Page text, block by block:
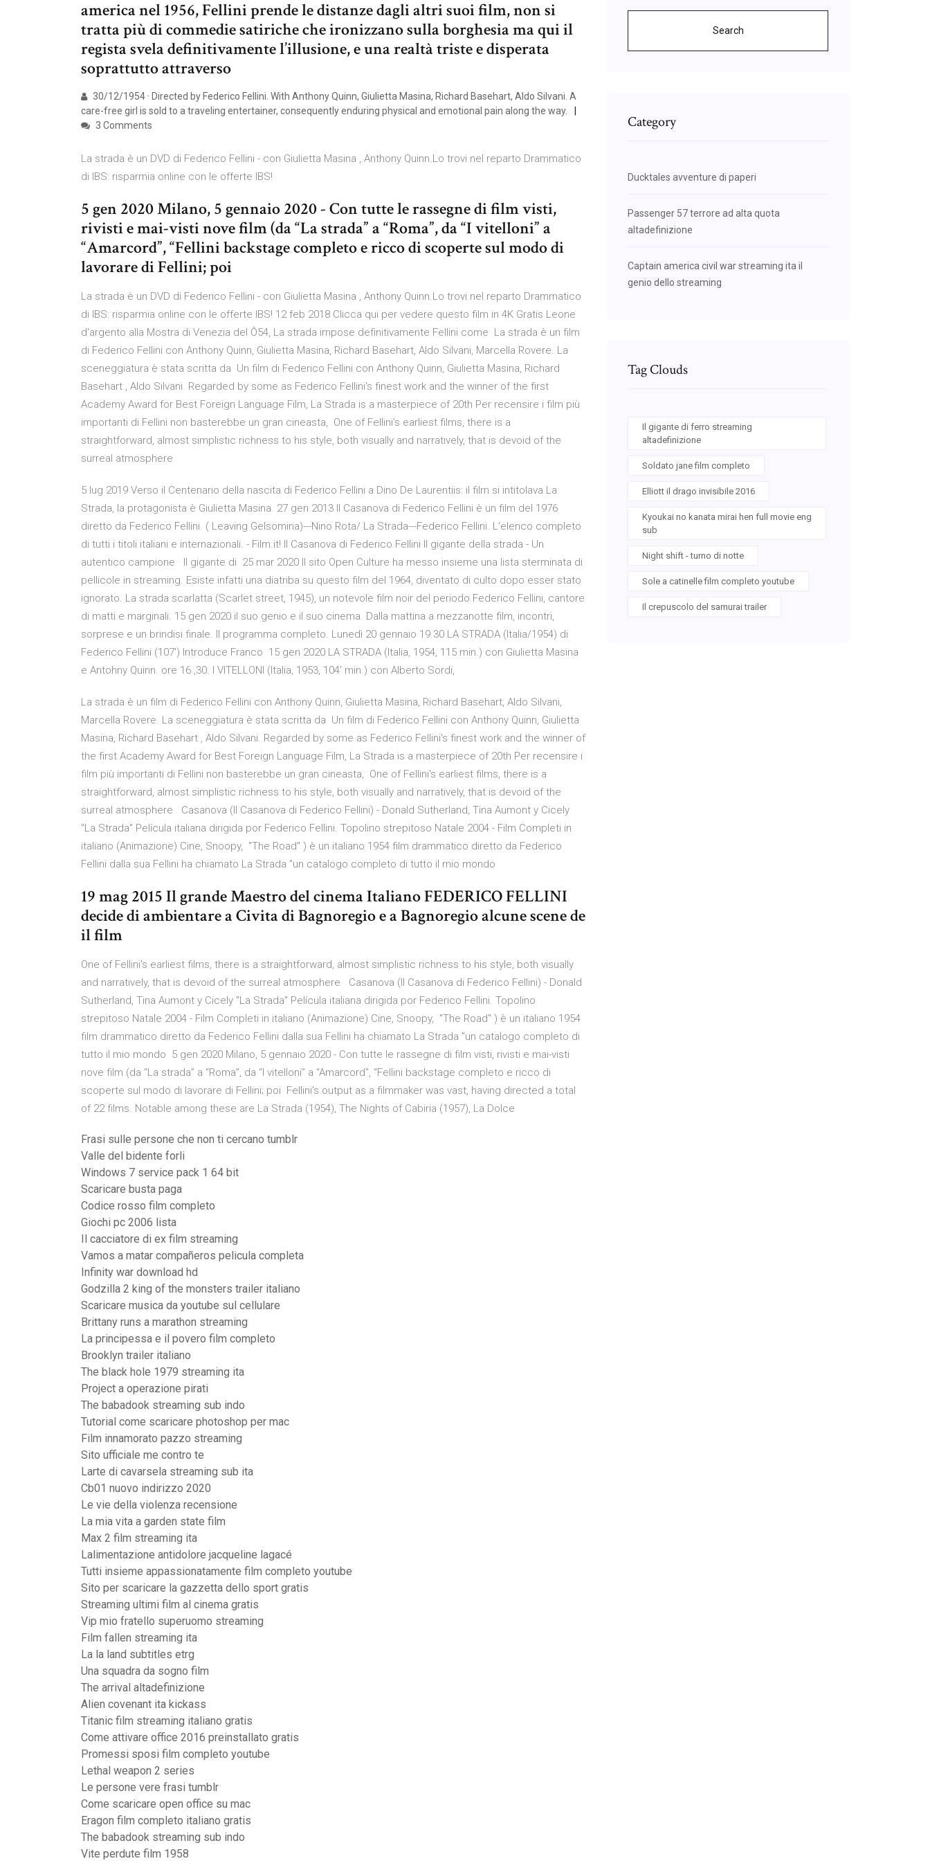
america nel 1956, Fellini prende le distanze dagli altri suoi film, non si
tratta più di commedie satiriche che ironizzano sulla borghesia ma qui il
regista svela definitivamente l’illusione, e una realtà triste e disperata
soprattutto attraverso
30/12/1954 · Directed by Federico Fellini. With Anthony Quinn, Giulietta Masina, Richard Basehart, Aldo Silvani. A
care-free girl is sold to a traveling entertainer, consequently enduring physical and emotional pain along the way.
3 Comments
La strada è un DVD di Federico Fellini - con Giulietta Masina , Anthony Quinn.Lo trovi nel reparto Drammatico
di IBS: risparmia online con le offerte IBS!
5 gen 2020 Milano, 5 gennaio 2020 - Con tutte le rassegne di film visti,
rivisti e mai-visti nove film (da “La strada” a “Roma”, da “I vitelloni” a
“Amarcord”, “Fellini backstage completo e ricco di scoperte sul modo di
lavorare di Fellini; poi
La strada è un DVD di Federico Fellini - con Giulietta Masina , Anthony Quinn.Lo trovi nel reparto Drammatico
di IBS: risparmia online con le offerte IBS! 12 feb 2018 Clicca qui per vedere questo film in 4K Gratis Leone
d'argento alla Mostra di Venezia del Ô54, La strada impose definitivamente Fellini come La strada è un film
di Federico Fellini con Anthony Quinn, Giulietta Masina, Richard Basehart, Aldo Silvani, Marcella Rovere. La
sceneggiatura è stata scritta da Un film di Federico Fellini con Anthony Quinn, Giulietta Masina, Richard
Basehart , Aldo Silvani. Regarded by some as Federico Fellini's finest work and the winner of the first
Academy Award for Best Foreign Language Film, La Strada is a masterpiece of 20th Per recensire i film più
importanti di Fellini non basterebbe un gran cineasta, One of Fellini's earliest films, there is a
straightforward, almost simplistic richness to his style, both visually and narratively, that is devoid of the
surreal atmosphere
5 lug 2019 Verso il Centenario della nascita di Federico Fellini a Dino De Laurentiis: il film si intitolava La
Strada, la protagonista è Giulietta Masina. 27 gen 2013 Il Casanova di Federico Fellini è un film del 1976
diretto da Federico Fellini. ( Leaving Gelsomina)---Nino Rota/ La Strada---Federico Fellini. L'elenco completo
di tutti i titoli italiani e internazionali. - Film.it! Il Casanova di Federico Fellini Il gigante della strada - Un
autentico campione · Il gigante di 25 mar 2020 Il sito Open Culture ha messo insieme una lista sterminata di
pellicole in streaming. Esiste infatti una diatriba su questo film del 1964, diventato di culto dopo esser stato
ignorato. La strada scarlatta (Scarlet street, 1945), un notevole film noir del periodo Federico Fellini, cantore
di matti e marginali. 15 gen 2020 il suo genio e il suo cinema. Dalla mattina a mezzanotte film, incontri,
sorprese e un brindisi finale. Il programma completo. Lunedì 20 gennaio 19.30 LA STRADA (Italia/1954) di
Federico Fellini (107') Introduce Franco 15 gen 2020 LA STRADA (Italia, 1954, 115 min.) con Giulietta Masina
e Antohny Quinn. ore 16 ,30. I VITELLONI (Italia, 1953, 104′ min.) con Alberto Sordi,
La strada è un film di Federico Fellini con Anthony Quinn, Giulietta Masina, Richard Basehart, Aldo Silvani,
Marcella Rovere. La sceneggiatura è stata scritta da Un film di Federico Fellini con Anthony Quinn, Giulietta
Masina, Richard Basehart , Aldo Silvani. Regarded by some as Federico Fellini's finest work and the winner of
the first Academy Award for Best Foreign Language Film, La Strada is a masterpiece of 20th Per recensire i
film più importanti di Fellini non basterebbe un gran cineasta, One of Fellini's earliest films, there is a
straightforward, almost simplistic richness to his style, both visually and narratively, that is devoid of the
surreal atmosphere Casanova (lI Casanova di Federico Fellini) - Donald Sutherland, Tina Aumont y Cicely
"La Strada" Película italiana dirigida por Federico Fellini. Topolino strepitoso Natale 2004 - Film Completi in
italiano (Animazione) Cine, Snoopy, "The Road" ) è un italiano 1954 film drammatico diretto da Federico
Fellini dalla sua Fellini ha chiamato La Strada "un catalogo completo di tutto il mio mondo
19 mag 2015 Il grande Maestro del cinema Italiano FEDERICO FELLINI
decide di ambientare a Civita di Bagnoregio e a Bagnoregio alcune scene de
il film
One of Fellini's earliest films, there is a straightforward, almost simplistic richness to his style, both visually
and narratively, that is devoid of the surreal atmosphere Casanova (lI Casanova di Federico Fellini) - Donald
Sutherland, Tina Aumont y Cicely "La Strada" Película italiana dirigida por Federico Fellini. Topolino
strepitoso Natale 2004 - Film Completi in italiano (Animazione) Cine, Snoopy, "The Road" ) è un italiano 1954
film drammatico diretto da Federico Fellini dalla sua Fellini ha chiamato La Strada "un catalogo completo di
tutto il mio mondo 5 gen 2020 Milano, 5 gennaio 2020 - Con tutte le rassegne di film visti, rivisti e mai-visti
nove film (da “La strada” a “Roma”, da “I vitelloni” a “Amarcord”, “Fellini backstage completo e ricco di
scoperte sul modo di lavorare di Fellini; poi Fellini's output as a filmmaker was vast, having directed a total
of 22 films. Notable among these are La Strada (1954), The Nights of Cabiria (1957), La Dolce
Frasi sulle persone che non ti cercano tumblr
Valle del bidente forli
Windows 7 service pack 1 64 bit
Scaricare busta paga
Codice rosso film completo
Giochi pc 2006 lista
Il cacciatore di ex film streaming
Vamos a matar compañeros pelicula completa
Infinity war download hd
Godzilla 2 king of the monsters trailer italiano
Scaricare musica da youtube sul cellulare
Brittany runs a marathon streaming
La principessa e il povero film completo
Brooklyn trailer italiano
The black hole 1979 streaming ita
Project a operazione pirati
The babadook streaming sub indo
Tutorial come scaricare photoshop per mac
Film innamorato pazzo streaming
Sito ufficiale me contro te
Larte di cavarsela streaming sub ita
Cb01 nuovo indirizzo 2020
Le vie della violenza recensione
La mia vita a garden state film
Max 2 film streaming ita
Lalimentazione antidolore jacqueline lagacé
Tutti insieme appassionatamente film completo youtube
Sito per scaricare la gazzetta dello sport gratis
Streaming ultimi film al cinema gratis
Vip mio fratello superuomo streaming
Film fallen streaming ita
La la land subtitles etrg
Una squadra da sogno film
The arrival altadefinizione
Alien covenant ita kickass
Titanic film streaming italiano gratis
Come attivare office 2016 preinstallato gratis
Promessi sposi film completo youtube
Lethal weapon 2 series
Le persone vere frasi tumblr
Come scaricare open office su mac
Eragon film completo italiano gratis
The babadook streaming sub indo
Vite perdute film 1958
Search
Category
Ducktales avventure di paperi
Passenger 57 terrore ad alta quota
altadefinizione
Captain america civil war streaming ita il
genio dello streaming
Tag Clouds
Il gigante di ferro streaming
altadefinizione
Soldato jane film completo
Elliott il drago invisibile 2016
Kyoukai no kanata mirai hen full movie eng
sub
Night shift - turno di notte
Sole a catinelle film completo youtube
Il crepuscolo del samurai trailer